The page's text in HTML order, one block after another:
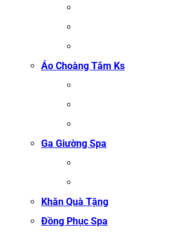
Áo Choàng Tắm Ks
Ga Giường Spa
Khăn Quà Tặng
Đồng Phục Spa